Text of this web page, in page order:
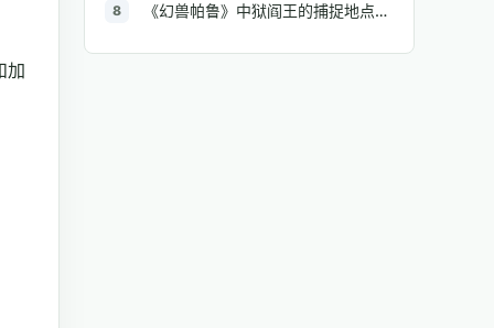
加
8 《幻兽帕鲁》中狱阎王的捕捉地点与策略全解析